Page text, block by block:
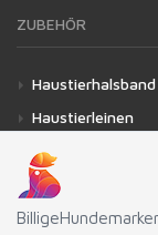
ZUBEHÖR
Haustierhalsband
Haustierleinen